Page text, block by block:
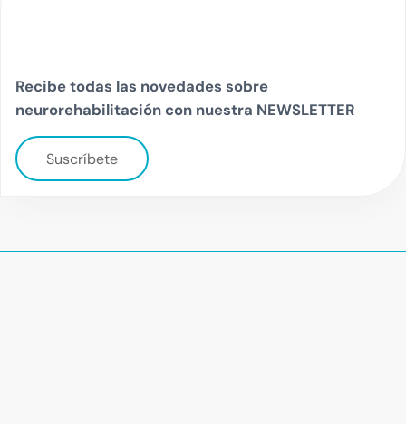
Recibe todas las novedades sobre
neurorehabilitación con nuestra NEWSLETTER
Suscríbete